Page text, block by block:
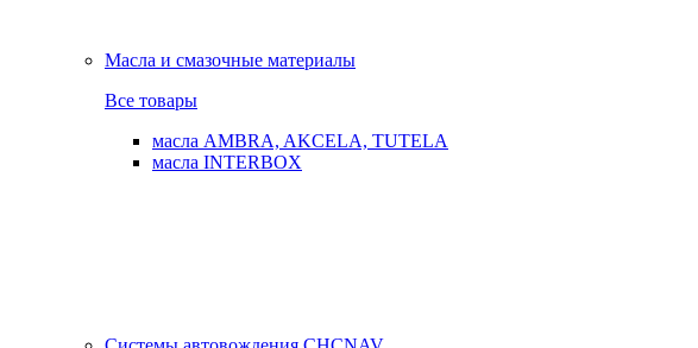
Масла и смазочные материалы
Все товары
масла AMBRA, AKCELA, TUTELA
масла INTERBOX